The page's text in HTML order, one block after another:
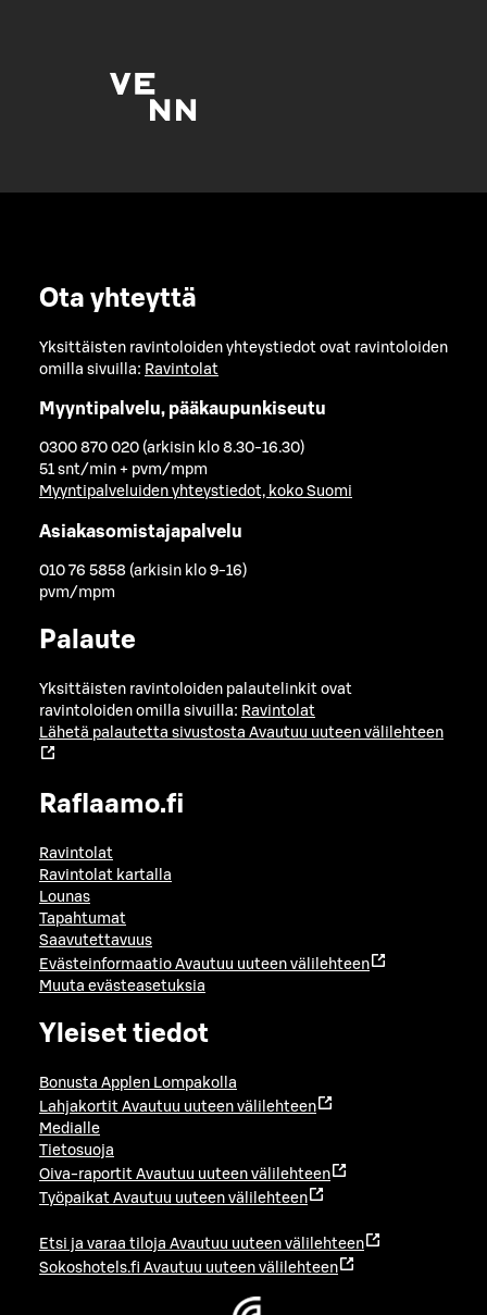
Ota yhteyttä
Yksittäisten ravintoloiden yhteystiedot ovat ravintoloiden
omilla sivuilla: Ravintolat
Myyntipalvelu, pääkaupunkiseutu
0300 870 020 (arkisin klo 8.30-16.30)
51 snt/min + pvm/mpm
Myyntipalveluiden yhteystiedot, koko Suomi
Asiakasomistajapalvelu
010 76 5858 (arkisin klo 9-16)
pvm/mpm
Palaute
Yksittäisten ravintoloiden palautelinkit ovat
ravintoloiden omilla sivuilla: Ravintolat
Lähetä palautetta sivustosta Avautuu uuteen välilehteen
Raflaamo.fi
Ravintolat
Ravintolat kartalla
Lounas
Tapahtumat
Saavutettavuus
Evästeinformaatio Avautuu uuteen välilehteen
Muuta evästeasetuksia
Yleiset tiedot
Bonusta Applen Lompakolla
Lahjakortit Avautuu uuteen välilehteen
Medialle
Tietosuoja
Oiva-raportit Avautuu uuteen välilehteen
Työpaikat Avautuu uuteen välilehteen
Etsi ja varaa tiloja Avautuu uuteen välilehteen
Sokoshotels.fi Avautuu uuteen välilehteen